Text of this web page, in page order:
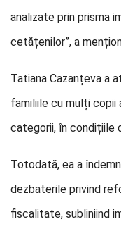
analizate prin prisma
cetățenilor”, a
Tatiana Cazanțeva a
familiile cu mulți
categorii, în condițiile
Totodată, ea a
dezbaterile privind
fiscalitate, subliniind